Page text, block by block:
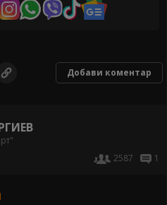
Добави коментар
2587
1